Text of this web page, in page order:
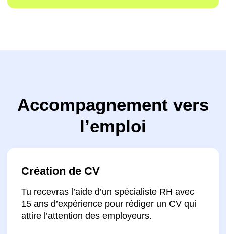
Aide à la recherche d’emploi
recherchant des développeurs web, afin que
tu puisses choisir où et avec qui travailler.
Tu constitueras un portfolio de projets